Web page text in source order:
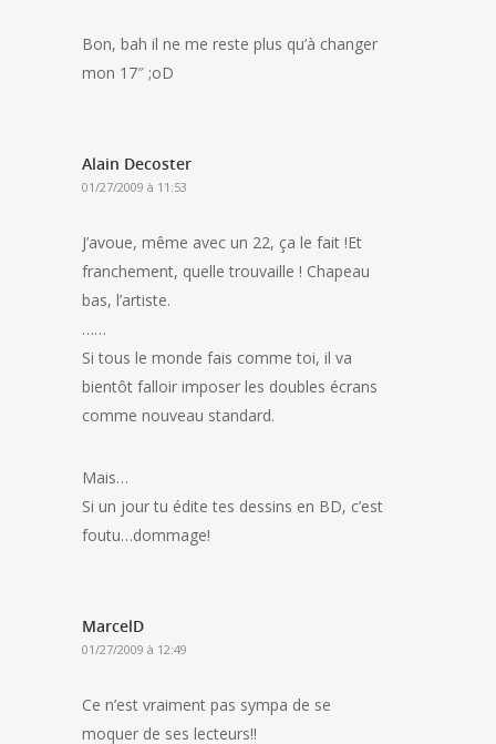
Bon, bah il ne me reste plus qu’à changer
mon 17″ ;oD
Alain Decoster
01/27/2009 à 11:53
J’avoue, même avec un 22, ça le fait !Et
franchement, quelle trouvaille ! Chapeau
bas, l’artiste.
……
Si tous le monde fais comme toi, il va
bientôt falloir imposer les doubles écrans
comme nouveau standard.
Mais…
Si un jour tu édite tes dessins en BD, c’est
foutu…dommage!
MarcelD
01/27/2009 à 12:49
Ce n’est vraiment pas sympa de se
moquer de ses lecteurs!!